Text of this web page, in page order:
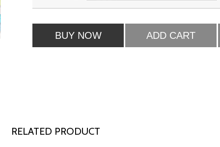
BUY NOW ADD CART
RELATED PRODUCT